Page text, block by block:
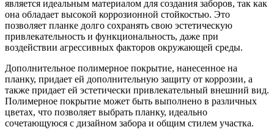
является идеальным материалом для создания заборов, так как
она обладает высокой коррозионной стойкостью. Это
позволяет планке долго сохранять свою эстетическую
привлекательность и функциональность, даже при
воздействии агрессивных факторов окружающей среды.
Дополнительное полимерное покрытие, нанесенное на
планку, придает ей дополнительную защиту от коррозии, а
также придает ей эстетически привлекательный внешний вид.
Полимерное покрытие может быть выполнено в различных
цветах, что позволяет выбрать планку, идеально
сочетающуюся с дизайном забора и общим стилем участка.